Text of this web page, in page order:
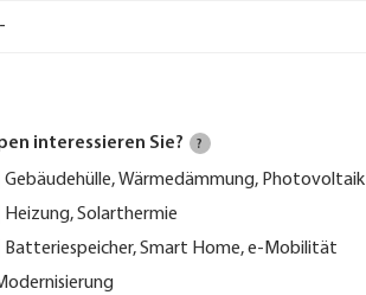
interessieren Sie? ?
Gebäudehülle, Wärmedämmung, Photovoltaik
Heizung, Solarthermie
Batteriespeicher, Smart Home, e-Mobilität